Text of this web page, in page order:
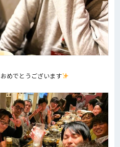
めでとうございます